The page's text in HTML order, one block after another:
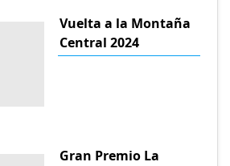
Vuelta a la Montaña
Central 2024
Gran Premio La